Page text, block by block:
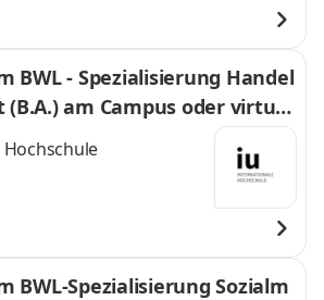
BWL - Spezialisierung Handel
am Campus oder virtuel
BWL-Spezialisierung Sozialm